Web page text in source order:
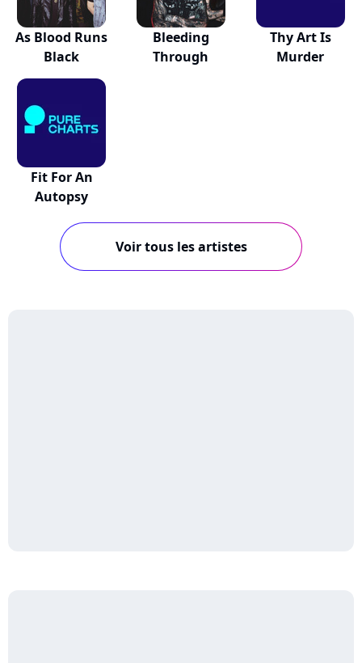
As Blood Runs
Black
Bleeding
Through
Thy Art Is
Murder
Fit For An
Autopsy
Voir tous les artistes